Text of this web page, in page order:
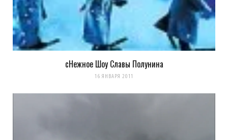
комментариях. А можно простоподписаться на комментарии
сНежное Шоу Славы Полунина
16 ЯНВАРЯ 2011